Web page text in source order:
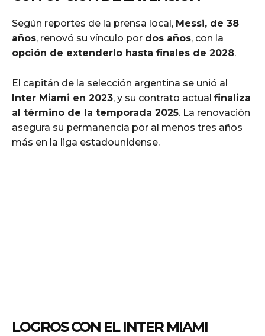
Según reportes de la prensa local, Messi, de 38
años, renovó su vínculo por dos años, con la
opción de extenderlo hasta finales de 2028.
El capitán de la selección argentina se unió al
Inter Miami en 2023, y su contrato actual finaliza
al término de la temporada 2025. La renovación
asegura su permanencia por al menos tres años
más en la liga estadounidense.
LOGROS CON EL INTER MIAMI